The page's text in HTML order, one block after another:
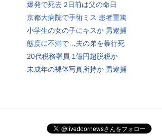
爆発で死去 2日前は父の命日
京都大病院で手術ミス 患者重篤
小学生の女の子にキスか 男逮捕
態度に不満で…夫の弟を暴行死
20代税務署員 1億円超脱税か
未成年の裸体写真所持か 男逮捕